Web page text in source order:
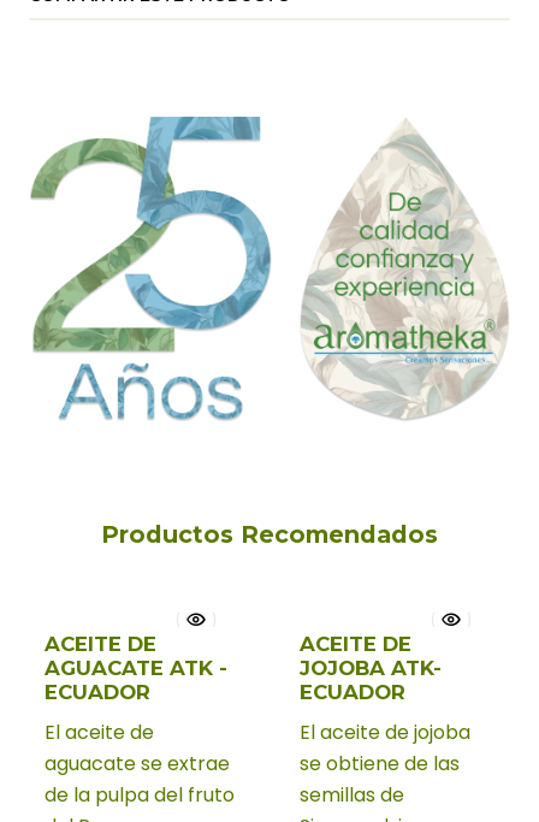
Productos Recomendados
ACEITE DE
AGUACATE ATK -
ECUADOR
El aceite de
aguacate se extrae
de la pulpa del fruto
Nuevo
ACEITE DE
JOJOBA ATK-
ECUADOR
El aceite de jojoba
se obtiene de las
semillas de